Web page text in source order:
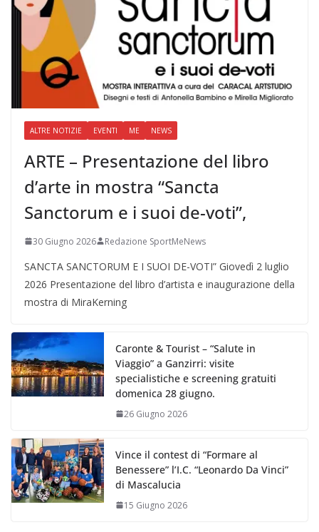
ALTRE NOTIZIE EVENTI ME NEWS
ARTE – Presentazione del libro
d’arte in mostra “Sancta
Sanctorum e i suoi de-voti”,
30 Giugno 2026 Redazione SportMeNews
SANCTA SANCTORUM E I SUOI DE-VOTI” Giovedì 2 luglio
2026 Presentazione del libro d’artista e inaugurazione della
mostra di MiraKerning
Caronte & Tourist – “Salute in
Viaggio” a Ganzirri: visite
specialistiche e screening gratuiti
domenica 28 giugno.
26 Giugno 2026
Vince il contest di “Formare al
Benessere” l’I.C. “Leonardo Da Vinci”
di Mascalucia
15 Giugno 2026